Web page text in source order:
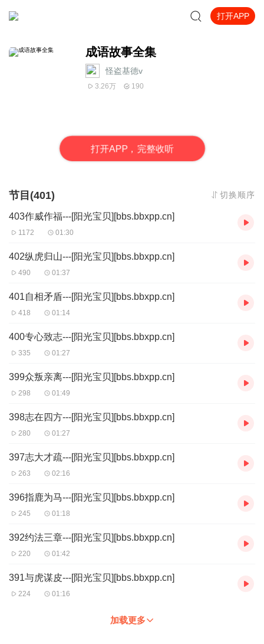
打开APP
成语故事全集
怪盗基德v
3.26万 190
打开APP，完整收听
节目(401) 切换顺序
403作威作福---[阳光宝贝][bbs.bbxpp.cn]
1172 01:30
402纵虎归山---[阳光宝贝][bbs.bbxpp.cn]
490 01:37
401自相矛盾---[阳光宝贝][bbs.bbxpp.cn]
418 01:14
400专心致志---[阳光宝贝][bbs.bbxpp.cn]
335 01:27
399众叛亲离---[阳光宝贝][bbs.bbxpp.cn]
298 01:49
398志在四方---[阳光宝贝][bbs.bbxpp.cn]
280 01:27
397志大才疏---[阳光宝贝][bbs.bbxpp.cn]
263 02:16
396指鹿为马---[阳光宝贝][bbs.bbxpp.cn]
245 01:18
392约法三章---[阳光宝贝][bbs.bbxpp.cn]
220 01:42
391与虎谋皮---[阳光宝贝][bbs.bbxpp.cn]
224 01:16
加载更多